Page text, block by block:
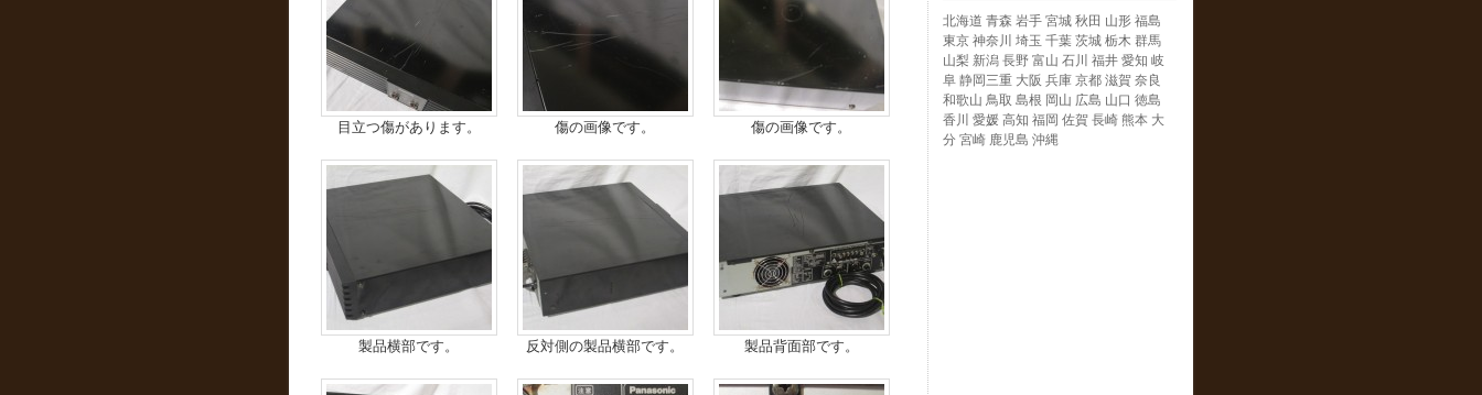
目立つ傷があります。 傷の画像です。 傷の画像です。
製品横部です。 反対側の製品横部です。 製品背面部です。
北海道 青森 岩手 宮城 秋田 山形 福島
東京 神奈川 埼玉 千葉 茨城 栃木 群馬
山梨 新潟 長野 富山 石川 福井 愛知 岐
阜 静岡三重 大阪 兵庫 京都 滋賀 奈良
和歌山 鳥取 島根 岡山 広島 山口 徳島
香川 愛媛 高知 福岡 佐賀 長崎 熊本 大
分 宮崎 鹿児島 沖縄